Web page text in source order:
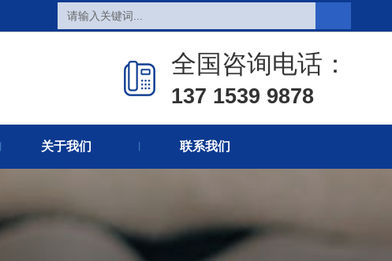
热销产品
联系方式 在线留言
全国咨询电话：
137 1539 9878
关于我们 联系我们